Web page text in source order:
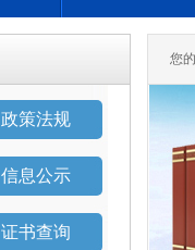
政策法规
信息公示
证书查询
您